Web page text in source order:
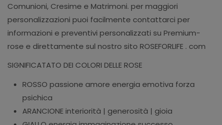
Comunioni, Cresime e Matrimoni. per maggiori
personalizzazioni puoi facilmente contattarci per
informazioni e preventivi personalizzati su Premium-
rose e direttamente sul nostro sito ROSEFORLIFE . com
SIGNIFICATATO DEI COLORI DELLE ROSE
ROSSO passione amore energia emotiva forza
psichica
ARANCIONEinteriorità | generosità | gioia